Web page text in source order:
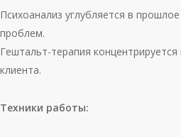
Психоанализ углубляется в
проблем.
Гештальт-терапия концентрируется
клиента.
Техники работы: